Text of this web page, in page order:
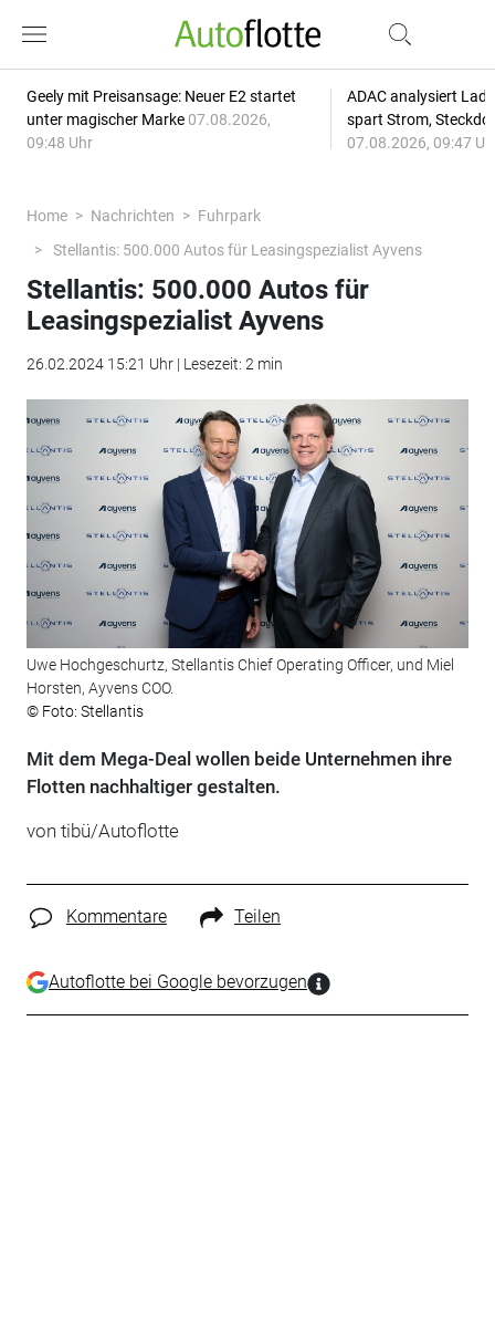
Geely mit Preisansage: Neuer E2 startet
unter magischer Marke 07.08.2026,
09:48 Uhr
ADAC analysiert
spart Strom,
07.08.2026, 09:47
Home Nachrichten
Fuhrpark
Stellantis: 500.000 Autos für Leasingspezialist Ayvens
Stellantis: 500.000 Autos für
Leasingspezialist Ayvens
26.02.2024 15:21 Uhr | Lesezeit: 2 min
Uwe Hochgeschurtz, Stellantis Chief Operating Officer, und Miel
Horsten, Ayvens COO.
© Foto: Stellantis
Mit dem Mega-Deal wollen beide Unternehmen ihre
Flotten nachhaltiger gestalten.
von tibü/Autoflotte
Kommentare Teilen
Autoflotte bei Google bevorzugen